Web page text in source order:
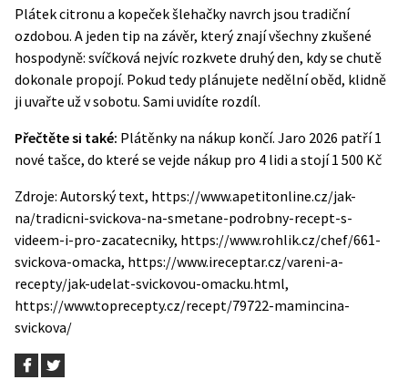
Plátek citronu a kopeček šlehačky navrch jsou tradiční
ozdobou. A jeden tip na závěr, který znají všechny zkušené
hospodyně: svíčková nejvíc rozkvete druhý den, kdy se chutě
dokonale propojí. Pokud tedy plánujete nedělní oběd, klidně
ji uvařte už v sobotu. Sami uvidíte rozdíl.
Přečtěte si také: Plátěnky na nákup končí. Jaro 2026 patří 1
nové tašce, do které se vejde nákup pro 4 lidi a stojí 1 500 Kč
Zdroje: Autorský text, https://www.apetitonline.cz/jak-
na/tradicni-svickova-na-smetane-podrobny-recept-s-
videem-i-pro-zacatecniky, https://www.rohlik.cz/chef/661-
svickova-omacka, https://www.ireceptar.cz/vareni-a-
recepty/jak-udelat-svickovou-omacku.html,
https://www.toprecepty.cz/recept/79722-mamincina-
svickova/